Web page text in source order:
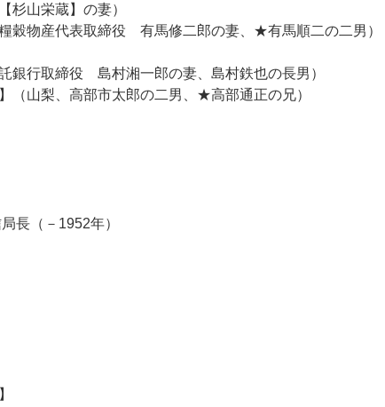
山栄蔵】の妻）
産代表取締役 有馬修二郎の妻、★有馬順二の二男）
取締役 島村湘一郎の妻、島村鉄也の長男）
梨、高部市太郎の二男、★高部通正の兄）
長（－1952年）